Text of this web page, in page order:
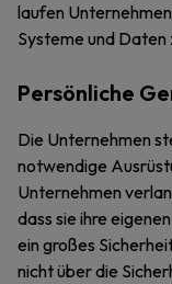
laufen
Systeme und Daten
Persönliche
Die Unternehmen
notwendige
Unternehmen
dass sie ihre
ein großes
nicht über die